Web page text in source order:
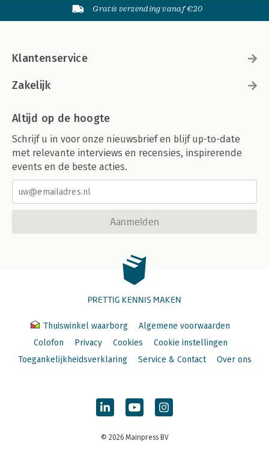
Gratis verzending vanaf €20
Klantenservice
Zakelijk
Altijd op de hoogte
Schrijf u in voor onze nieuwsbrief en blijf up-to-date
met relevante interviews en recensies, inspirerende
events en de beste acties.
Aanmelden
PRETTIG KENNIS MAKEN
Thuiswinkel waarborg
Algemene voorwaarden
Colofon
Privacy Cookies
Cookie instellingen
Toegankelijkheidsverklaring
Service & Contact Over ons
© 2026 Mainpress BV